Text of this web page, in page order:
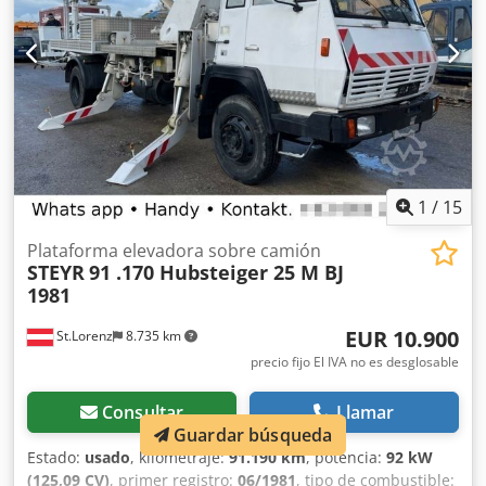
1 / 15
St.Lorenz 8.735 km
Plataforma elevadora sobre camión
STEYR91 .170 Hubsteiger 25 M BJ
1981
EUR 10.900
precio fijo El IVA no es desglosable
Consultar Llamar
Estado: usado, kilometraje:91.190 km, potencia: 92 kW
(125,09 CV), primer registro: 06/1981, tipo de combustible:
Guardar búsqueda